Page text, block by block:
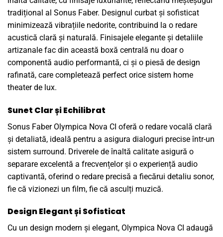
tradițional al Sonus Faber. Designul curbat și sofisticat
minimizează vibrațiile nedorite, contribuind la o redare
acustică clară și naturală. Finisajele elegante și detaliile
artizanale fac din această boxă centrală nu doar o
componentă audio performantă, ci și o piesă de design
rafinată, care completează perfect orice sistem home
theater de lux.
Sunet Clar și Echilibrat
Sonus Faber Olympica Nova CI oferă o redare vocală clară
și detaliată, ideală pentru a asigura dialoguri precise într-un
sistem surround. Driverele de înaltă calitate asigură o
separare excelentă a frecvențelor și o experiență audio
captivantă, oferind o redare precisă a fiecărui detaliu sonor,
fie că vizionezi un film, fie că asculți muzică.
Design Elegant și Sofisticat
Cu un design modern și elegant, Olympica Nova CI adaugă